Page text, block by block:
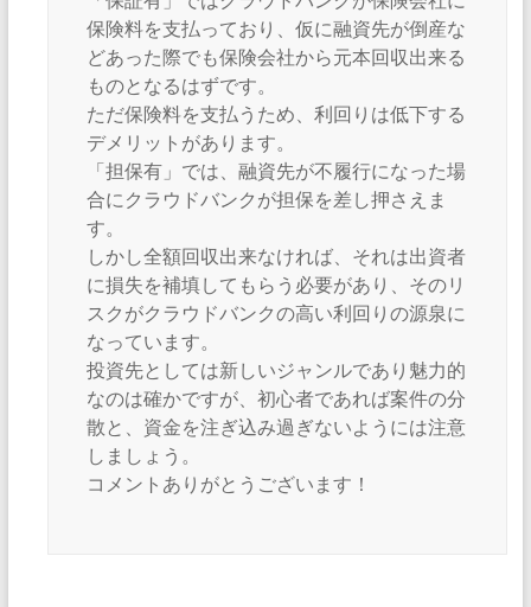
保険料を支払っており、仮に融資先が倒産な
どあった際でも保険会社から元本回収出来る
ものとなるはずです。
ただ保険料を支払うため、利回りは低下する
デメリットがあります。
「担保有」では、融資先が不履行になった場
合にクラウドバンクが担保を差し押さえま
す。
しかし全額回収出来なければ、それは出資者
に損失を補填してもらう必要があり、そのリ
スクがクラウドバンクの高い利回りの源泉に
なっています。
投資先としては新しいジャンルであり魅力的
なのは確かですが、初心者であれば案件の分
散と、資金を注ぎ込み過ぎないようには注意
しましょう。
コメントありがとうございます！